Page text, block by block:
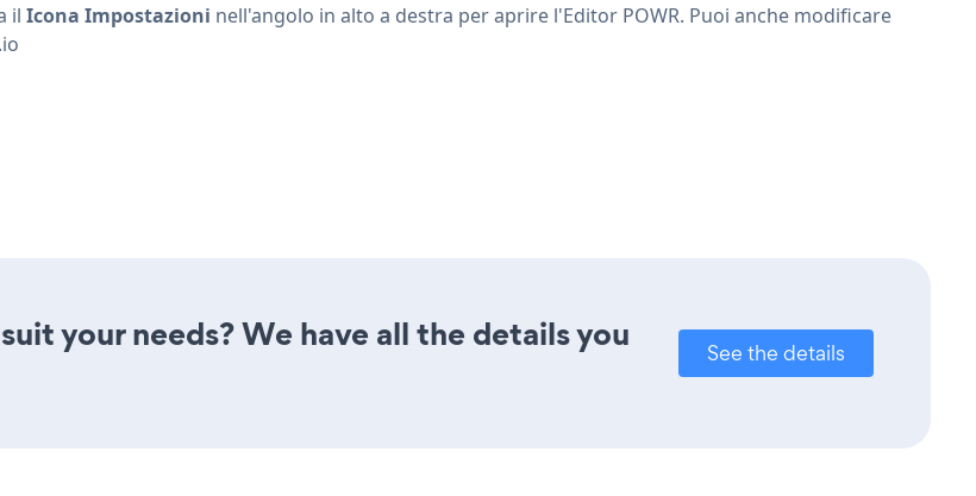
il Icona Impostazioni nell'angolo in alto a destra per aprire l'Editor POWR. Puoi anche modificare
your needs? We have all the details you
See the details